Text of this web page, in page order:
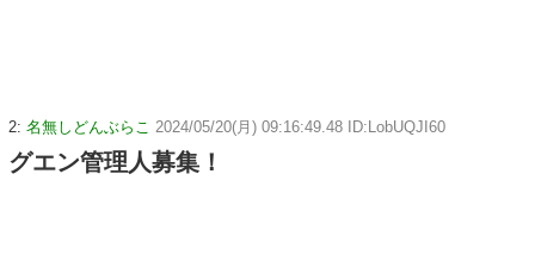
2: 名無しどんぶらこ 2024/05/20(月) 09:16:49.48 ID:LobUQJI60
グエン管理人募集！